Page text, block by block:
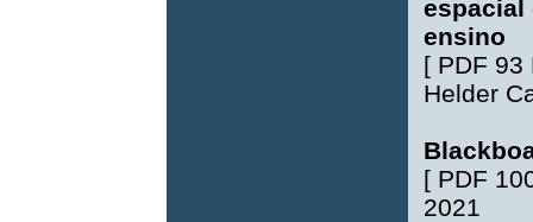
espacial
ensino
[ PDF 93
Helder
[ PDF
2021